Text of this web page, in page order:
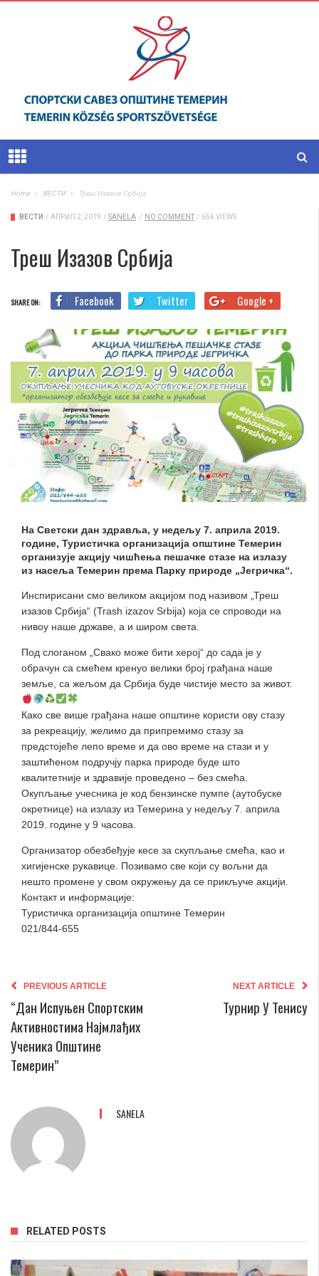
Home ВЕСТИ Треш Изазов Србија
ВЕСТИ / АПРИЛ 2, 2019 / SANELA / NO COMMENT / 654 VIEWS
Треш Изазов Србија
SHARE ON: Facebook Twitter Google +
На Светски дан здравља, у недељу 7. априла 2019.
године, Туристичка организација општине Темерин
организује акцију чишћења пешачкe стазе на излазу
из насеља Темерин према Парку природе „Јегричка“.
Инспирисани смо великом акцијом под називом „Треш
изазов Србија“ (Trash izazov Srbija) која се спроводи на
нивоу наше државе, а и широм света.
Под слоганом „Свако може бити херој“ до сада је у
обрачун са смећем кренуо велики број грађана наше
земље, са жељом да Србија буде чистије место за живот.
Како све више грађана наше општине користи ову стазу
за рекреацију, желимо да припремимо стазу за
предстојеће лепо време и да ово време на стази и у
заштићеном подручју парка природе буде што
квалитетније и здравије проведено – без смећа.
Окупљање учесника је код бензинске пумпе (аутобуске
окретнице) на излазу из Темерина у недељу 7. априла
2019. године у 9 часова.
Организатор обезбеђује кесе за скупљање смећа, као и
хигијенске рукавице. Позивамо све који су вољни да
нешто промене у свом окружењу да се прикључе акцији.
Контакт и информације:
Туристичка организација општине Темерин
021/844-655
PREVIOUS ARTICLE
“Дан Испуњен Спортским
Активностима Најмлађих
Ученика Општине
Темерин”
NEXT ARTICLE
Турнир У Тенису
SANELA
RELATED POSTS